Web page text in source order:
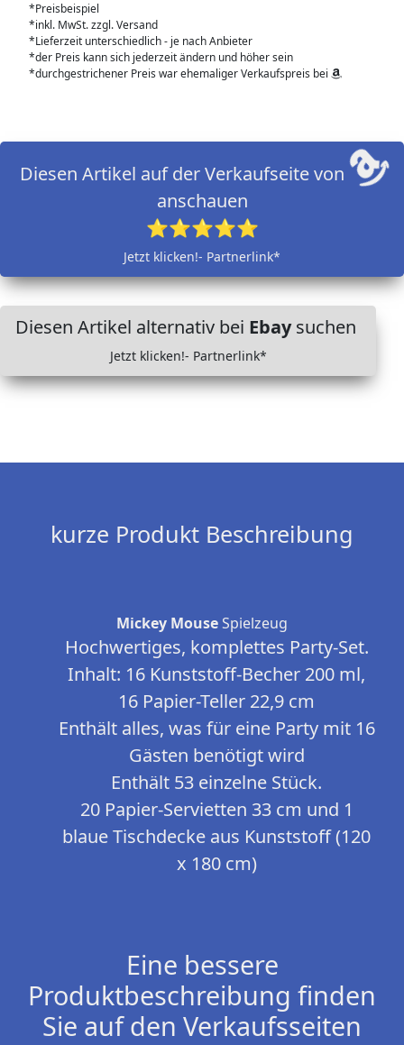
*Preisbeispiel
*inkl. MwSt. zzgl. Versand
*Lieferzeit unterschiedlich - je nach Anbieter
*der Preis kann sich jederzeit ändern und höher sein
*durchgestrichener Preis war ehemaliger Verkaufspreis bei
Diesen Artikel auf der Verkaufseite von
anschauen
⭐⭐⭐⭐⭐
Jetzt klicken!- Partnerlink*
Diesen Artikel alternativ bei Ebaysuchen
Jetzt klicken!- Partnerlink*
kurze Produkt Beschreibung
Mickey MouseSpielzeug
Hochwertiges, komplettes Party-Set.
Inhalt: 16 Kunststoff-Becher 200 ml,
16 Papier-Teller 22,9 cm
Enthält alles, was für eine Party mit 16
Gästen benötigt wird
Enthält 53 einzelne Stück.
20 Papier-Servietten 33 cm und 1
blaue Tischdecke aus Kunststoff (120
x 180 cm)
Eine bessere
Produktbeschreibung finden
Sie auf den Verkaufsseiten